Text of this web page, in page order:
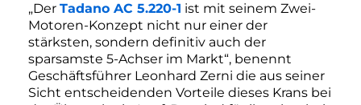
„Der Tadano AC 5.220-1 ist mit seinem Zwei-
Motoren-Konzept nicht nur einer der
stärksten, sondern definitiv auch der
sparsamste 5-Achser im Markt“, benennt
Geschäftsführer Leonhard Zerni die aus seiner
Sicht entscheidenden Vorteile dieses Krans bei